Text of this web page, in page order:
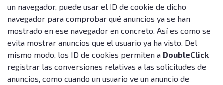
un navegador, puede usar el ID de cookie de dicho
navegador para comprobar qué anuncios ya se han
mostrado en ese navegador en concreto. Así es como se
evita mostrar anuncios que el usuario ya ha visto. Del
mismo modo, los ID de cookies permiten a DoubleClick
registrar las conversiones relativas a las solicitudes de
anuncios, como cuando un usuario ve un anuncio de